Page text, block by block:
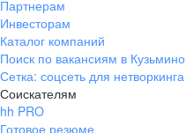
ул. Янковского, д. 169, 7 этаж,
706 каб.
+7 861 205-55-57
pr@krd.hh.ru
Партнерам
Инвесторам
Каталог компаний
Поиск по вакансиям в Кузьмино
Сетка: соцсеть для нетворкинга
Соискателям
hh PRO
Готовое резюме